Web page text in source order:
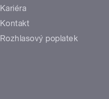
Kariéra
Kontakt
Rozhlasový poplatek